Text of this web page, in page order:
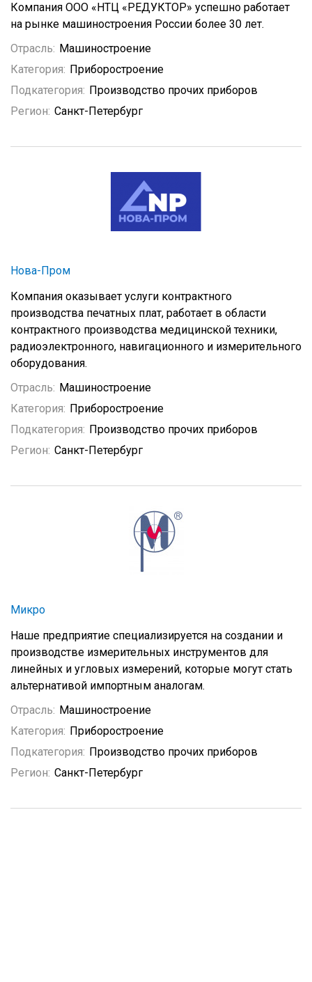
Компания ООО «НТЦ «РЕДУКТОР» успешно работает
на рынке машиностроения России более 30 лет.
Отрасль: Машиностроение
Категория: Приборостроение
Подкатегория: Производство прочих приборов
Регион: Санкт-Петербург
Нова-Пром
Компания оказывает услуги контрактного
производства печатных плат, работает в области
контрактного производства медицинской техники,
радиоэлектронного, навигационного и измерительного
оборудования.
Отрасль: Машиностроение
Категория: Приборостроение
Подкатегория: Производство прочих приборов
Регион: Санкт-Петербург
Микро
Наше предприятие специализируется на создании и
производстве измерительных инструментов для
линейных и угловых измерений, которые могут стать
альтернативой импортным аналогам.
Отрасль: Машиностроение
Категория: Приборостроение
Подкатегория: Производство прочих приборов
Регион: Санкт-Петербург